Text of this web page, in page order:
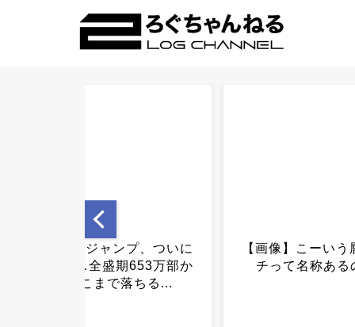
万博協会、使用
ンを放置→アダル
【画像】こーいう唇のカタ
チって名称あるの？...